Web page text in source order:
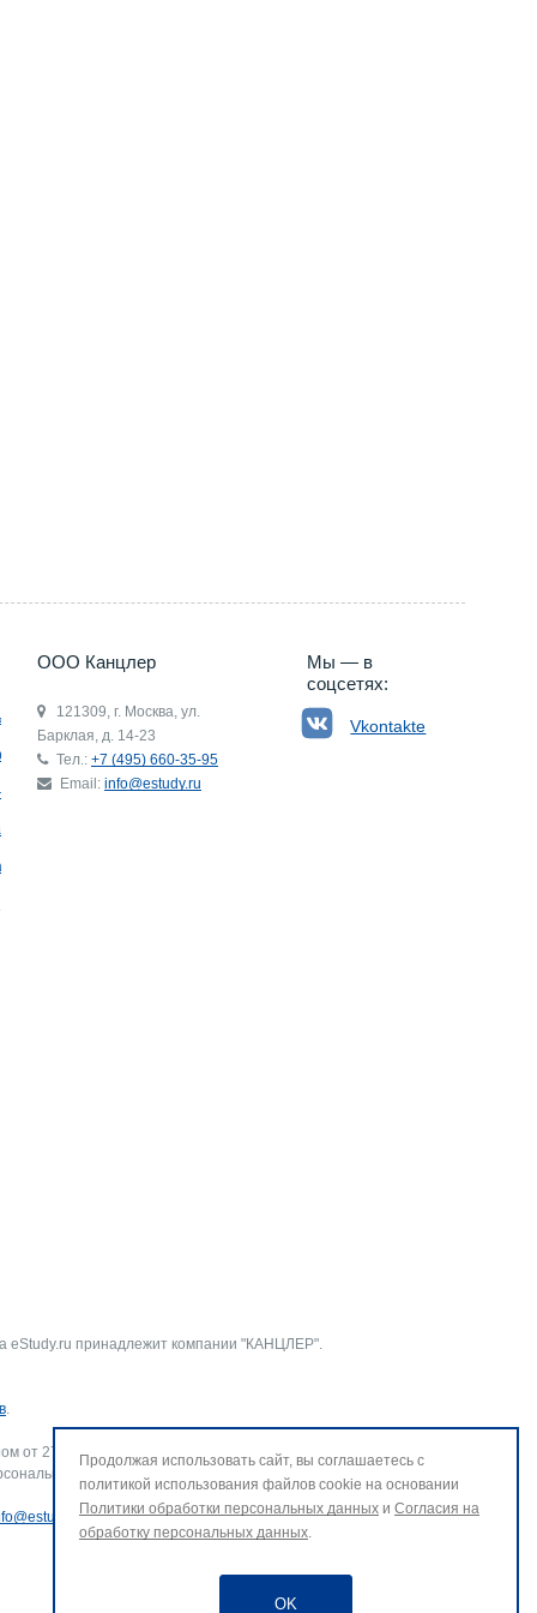
ООО Канцлер
121309, г. Москва, ул.
Барклая, д. 14-23
Тел.: +7 (495) 660-35-95
Email: info@estudy.ru
Мы — в
соцсетях:
Vkontakte
eStudy.ru принадлежит компании "КАНЦЛЕР".
.
от 27.07.2006 г. № 152-ФЗ «О персональных данных».
данных и использование файлов cookie. В случае
.
Продолжая использовать сайт, вы соглашаетесь с
политикой использования файлов cookie на основании
Политики обработки персональных данных и Согласия на
обработку персональных данных.
OK